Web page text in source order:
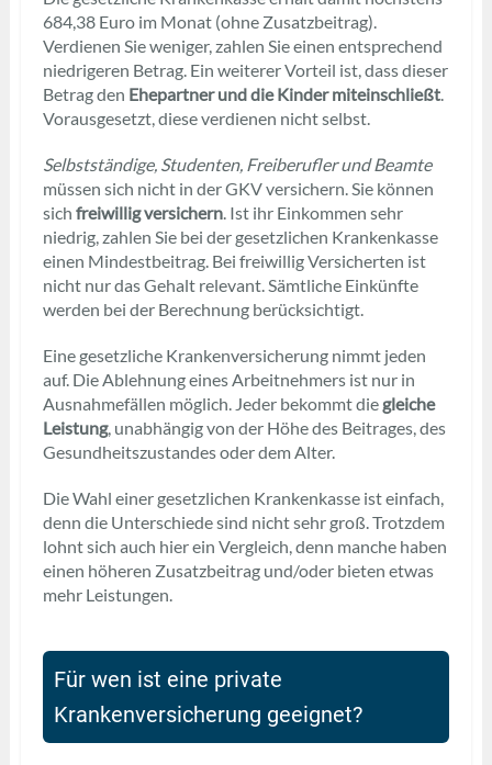
684,38 Euro im Monat (ohne Zusatzbeitrag).
Verdienen Sie weniger, zahlen Sie einen entsprechend
niedrigeren Betrag. Ein weiterer Vorteil ist, dass dieser
Betrag den Ehepartner und die Kinder miteinschließt.
Vorausgesetzt, diese verdienen nicht selbst.
Selbstständige, Studenten, Freiberufler und Beamte
müssen sich nicht in der GKV versichern. Sie können
sich freiwillig versichern. Ist ihr Einkommen sehr
niedrig, zahlen Sie bei der gesetzlichen Krankenkasse
einen Mindestbeitrag. Bei freiwillig Versicherten ist
nicht nur das Gehalt relevant. Sämtliche Einkünfte
werden bei der Berechnung berücksichtigt.
Eine gesetzliche Krankenversicherung nimmt jeden
auf. Die Ablehnung eines Arbeitnehmers ist nur in
Ausnahmefällen möglich. Jeder bekommt die gleiche
Leistung, unabhängig von der Höhe des Beitrages, des
Gesundheitszustandes oder dem Alter.
Die Wahl einer gesetzlichen Krankenkasse ist einfach,
denn die Unterschiede sind nicht sehr groß. Trotzdem
lohnt sich auch hier ein Vergleich, denn manche haben
einen höheren Zusatzbeitrag und/oder bieten etwas
mehr Leistungen.
Für wen ist eine private
Krankenversicherung geeignet?